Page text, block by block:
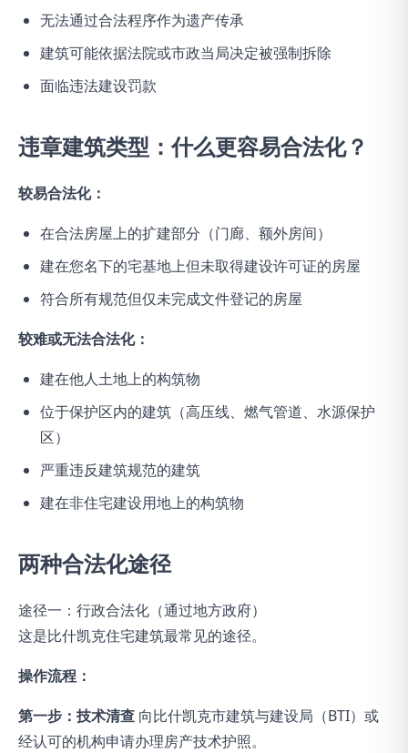
无法通过合法程序作为遗产传承
建筑可能依据法院或市政当局决定被强制拆除
面临违法建设罚款
违章建筑类型：什么更容易合法化？
较易合法化：
在合法房屋上的扩建部分（门廊、额外房间）
建在您名下的宅基地上但未取得建设许可证的房屋
符合所有规范但仅未完成文件登记的房屋
较难或无法合法化：
建在他人土地上的构筑物
位于保护区内的建筑（高压线、燃气管道、水源保护
区）
严重违反建筑规范的建筑
建在非住宅建设用地上的构筑物
两种合法化途径
途径一：行政合法化（通过地方政府）
这是比什凯克住宅建筑最常见的途径。
操作流程：
第一步：技术清查 向比什凯克市建筑与建设局（BTI）或
经认可的机构申请办理房产技术护照。